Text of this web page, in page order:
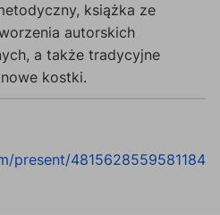
książka ze
autorskich
a także tradycyjne
kostki.
present/4815628559581184